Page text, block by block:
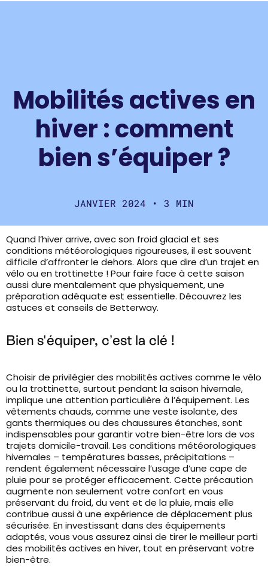
Mobilités actives en
hiver : comment
bien s’équiper ?
JANVIER 2024 • 3 MIN
Quand l’hiver arrive, avec son froid glacial et ses
conditions météorologiques rigoureuses, il est souvent
difficile d’affronter le dehors. Alors que dire d’un trajet en
vélo ou en trottinette ! Pour faire face à cette saison
aussi dure mentalement que physiquement, une
préparation adéquate est essentielle. Découvrez les
astuces et conseils de Betterway.
Bien s'équiper, c’est la clé !
Choisir de privilégier des mobilités actives comme le vélo
ou la trottinette, surtout pendant la saison hivernale,
implique une attention particulière à l’équipement. Les
vêtements chauds, comme une veste isolante, des
gants thermiques ou des chaussures étanches, sont
indispensables pour garantir votre bien-être lors de vos
trajets domicile-travail. Les conditions météorologiques
hivernales – températures basses, précipitations –
rendent également nécessaire l’usage d’une cape de
pluie pour se protéger efficacement. Cette précaution
augmente non seulement votre confort en vous
préservant du froid, du vent et de la pluie, mais elle
contribue aussi à une expérience de déplacement plus
sécurisée. En investissant dans des équipements
adaptés, vous vous assurez ainsi de tirer le meilleur parti
des mobilités actives en hiver, tout en préservant votre
bien-être.